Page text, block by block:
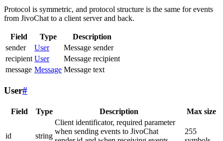
Protocol is symmetric, and protocol structure is the same for events
from JivoChat to a client server and back.
Field Type
Description
sender
User
Message sender
recipient User
Message recipient
message Message Message text
User#
Field Type Description Max size
id string
Client identificator, required parameter
when sending events to JivoChat
255